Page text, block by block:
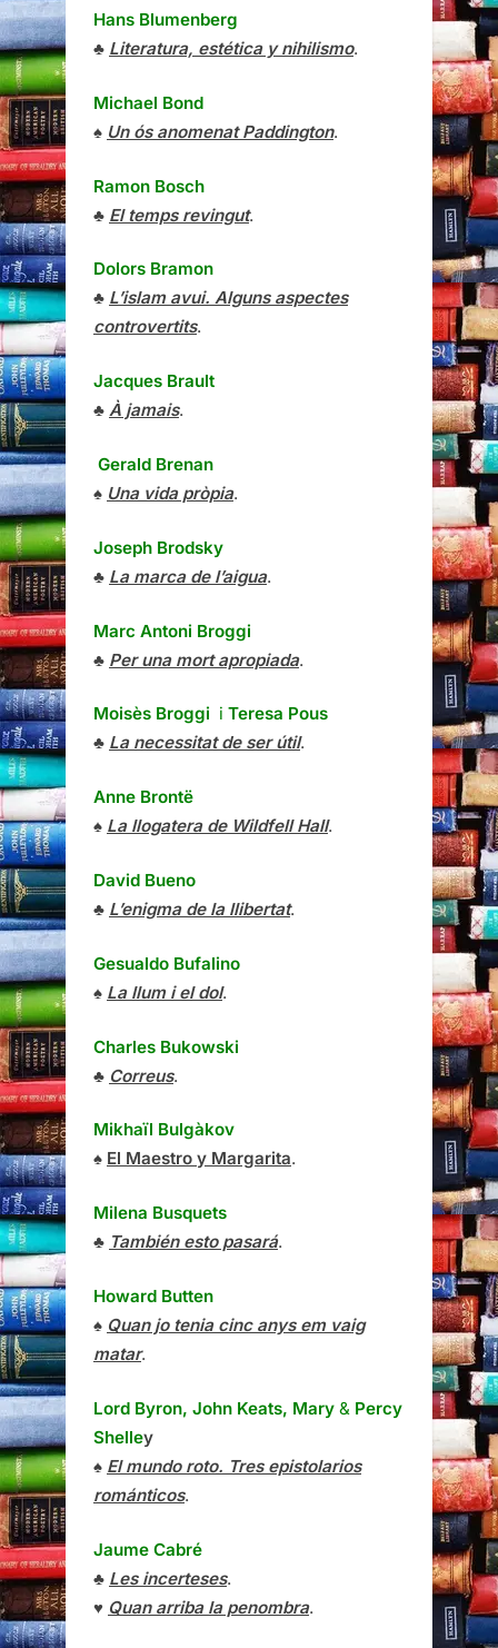
Hans Blumenberg
♣ Literatura, estética y nihilismo.
Michael Bond
♠ Un ós anomenat Paddington.
Ramon Bosch
♣ El temps revingut.
Dolors Bramon
♣ L’islam avui. Alguns aspectes
controvertits.
Jacques Brault
♣ À jamais.
Gerald Brenan
♠ Una vida pròpia.
Joseph Brodsky
♣ La marca de l’aigua.
Marc Antoni Broggi
♣ Per una mort apropiada.
Moisès Broggi i Teresa Pous
♣ La necessitat de ser útil.
Anne Brontë
♠ La llogatera de Wildfell Hall.
David Bueno
♣ L’enigma de la llibertat.
Gesualdo Bufalino
♠ La llum i el dol.
Charles Bukowski
♣ Correus.
Mikhaïl Bulgàkov
♠ El Maestro y Margarita.
Milena Busquets
♣ También esto pasará.
Howard Butten
♠ Quan jo tenia cinc anys em vaig
matar.
Lord Byron, John Keats, Mary & Percy
Shelley
♠ El mundo roto. Tres epistolarios
románticos.
Jaume Cabré
♣ Les incerteses.
♥ Quan arriba la penombra.